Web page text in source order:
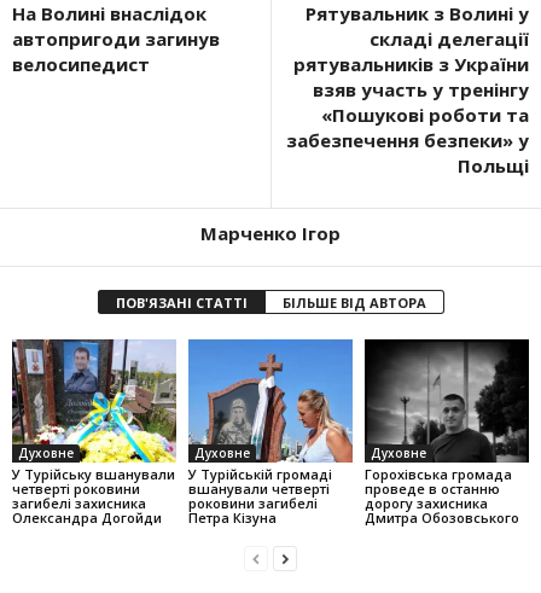
На Волині внаслідок
автопригоди загинув
велосипедист
Рятувальник з Волині у
складі делегації
рятувальників з України
взяв участь у тренінгу
«Пошукові роботи та
забезпечення безпеки» у
Польщі
Марченко Ігор
ПОВ'ЯЗАНІ СТАТТІ БІЛЬШЕ ВІД АВТОРА
Духовне
У Турійську вшанували
четверті роковини
загибелі захисника
Олександра Догойди
Духовне
У Турійській громаді
вшанували четверті
роковини загибелі
Петра Кізуна
Духовне
Горохівська громада
проведе в останню
дорогу захисника
Дмитра Обозовського